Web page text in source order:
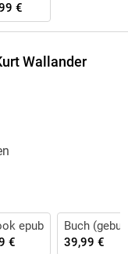
€
Wallander
epub
€
Buch
39,99 €